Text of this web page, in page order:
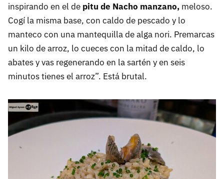
inspirando en el de pitu de Nacho manzano, meloso.
Cogí la misma base, con caldo de pescado y lo
manteco con una mantequilla de alga nori. Premarcas
un kilo de arroz, lo cueces con la mitad de caldo, lo
abates y vas regenerando en la sartén y en seis
minutos tienes el arroz”. Está brutal.